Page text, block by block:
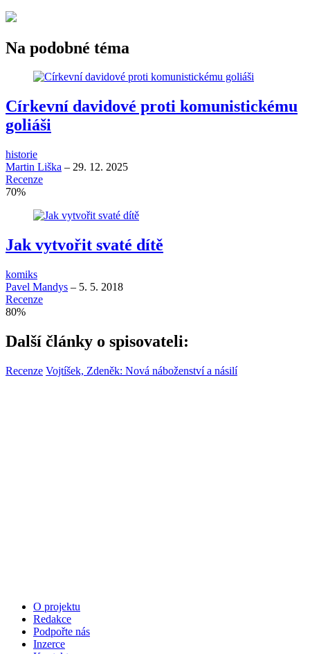
Na podobné téma
Církevní davidové proti komunistickému
goliáši
historie
Martin Liška – 29. 12. 2025
Recenze
70%
Jak vytvořit svaté dítě
komiks
Pavel Mandys – 5. 5. 2018
Recenze
80%
Další články o spisovateli:
Recenze Vojtíšek, Zdeněk: Nová náboženství a násilí
O projektu
Redakce
Podpořte nás
Inzerce